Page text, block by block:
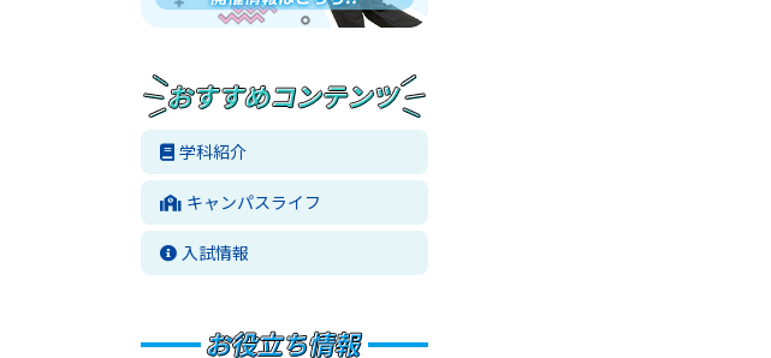
学科紹介
キャンパスライフ
入試情報